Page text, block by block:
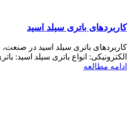
کاربردهای باتری سیلد اسید
کاربردهای باتری سیلد اسید در
الکترونیکی: انواع باتری سیلد اسید:
ادامه مطالعه